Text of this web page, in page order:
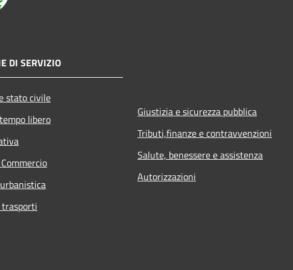
DI SERVIZIO
stato civile
libero
Giustizia e sicurezza pubblica
Tributi,finanze e contravvenzioni
Salute, benessere e assistenza
Autorizzazioni